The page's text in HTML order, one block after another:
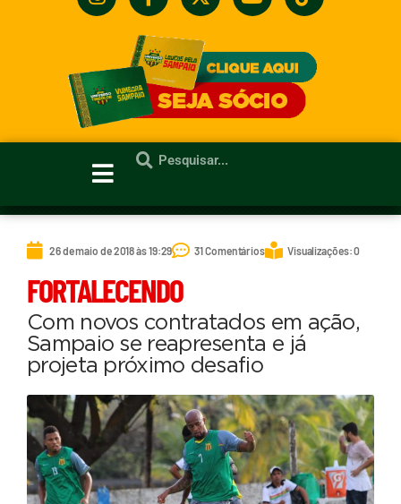
26 de maio de 2018 às 19:29 31 Comentários Visualizações: 0
FORTALECENDO
Com novos contratados em ação,
Sampaio se reapresenta e já
projeta próximo desafio